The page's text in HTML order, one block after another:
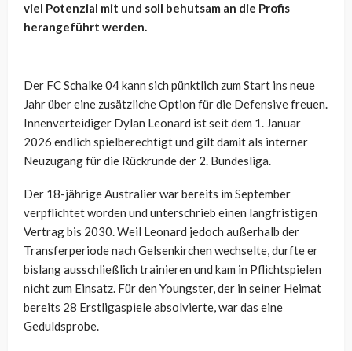
viel Potenzial mit und soll behutsam an die Profis
herangeführt werden.
Der FC Schalke 04 kann sich pünktlich zum Start ins neue
Jahr über eine zusätzliche Option für die Defensive freuen.
Innenverteidiger Dylan Leonard ist seit dem 1. Januar
2026 endlich spielberechtigt und gilt damit als interner
Neuzugang für die Rückrunde der 2. Bundesliga.
Der 18-jährige Australier war bereits im September
verpflichtet worden und unterschrieb einen langfristigen
Vertrag bis 2030. Weil Leonard jedoch außerhalb der
Transferperiode nach Gelsenkirchen wechselte, durfte er
bislang ausschließlich trainieren und kam in Pflichtspielen
nicht zum Einsatz. Für den Youngster, der in seiner Heimat
bereits 28 Erstligaspiele absolvierte, war das eine
Geduldsprobe.